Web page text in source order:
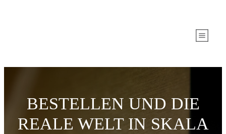
BESTELLEN UND DIE
REALE WELT IN SKALA